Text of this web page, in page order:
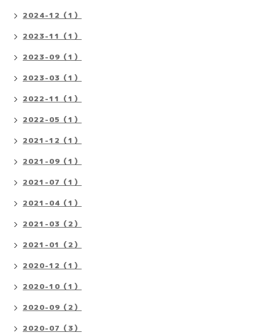
2024-12（1）
2023-11（1）
2023-09（1）
2023-03（1）
2022-11（1）
2022-05（1）
2021-12（1）
2021-09（1）
2021-07（1）
2021-04（1）
2021-03（2）
2021-01（2）
2020-12（1）
2020-10（1）
2020-09（2）
2020-07（3）